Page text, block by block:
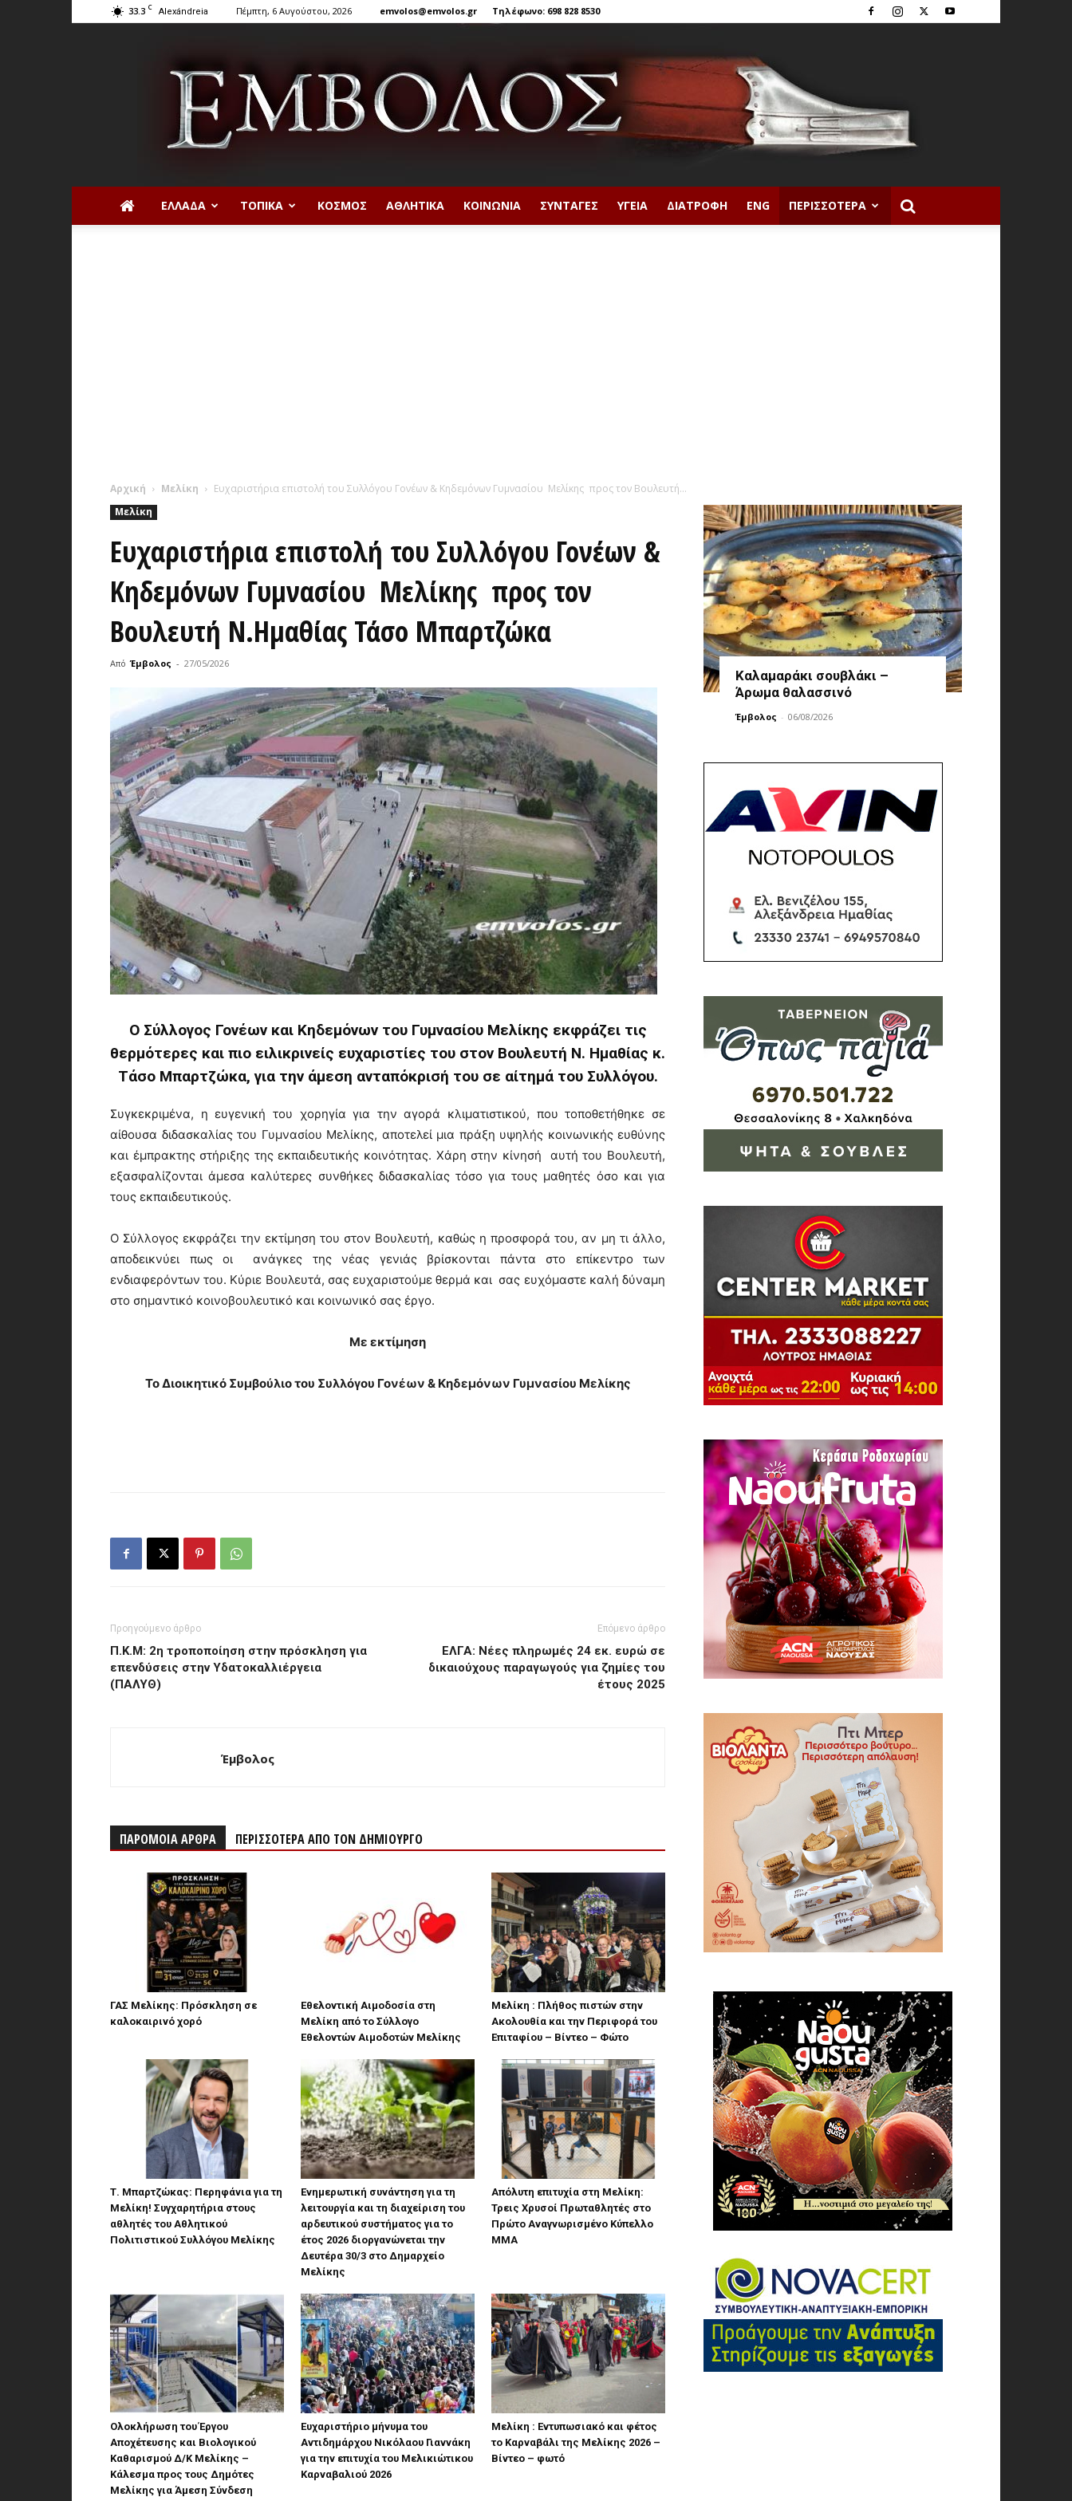
33.3 C Alexándreia Πέμπτη, 6 Αυγούστου, 2026 emvolos@emvolos.gr Τηλέφωνο: 698 828 8530
ΕΛΛΆΔΑ ΤΟΠΙΚΆ ΚΌΣΜΟΣ ΑΘΛΗΤΙΚΆ ΚΟΙΝΩΝΊΑ ΣΥΝΤΑΓΈΣ ΥΓΕΊΑ ΔΙΑΤΡΟΦΉ ENG ΠΕΡΙΣΣΌΤΕΡΑ
Αρχική Μελίκη
Ευχαριστήρια επιστολή του Συλλόγου Γονέων & Κηδεμόνων Γυμνασίου Μελίκης προς τον Βουλευτή...
Μελίκη
Ευχαριστήρια επιστολή του Συλλόγου Γονέων &
Κηδεμόνων Γυμνασίου Μελίκης προς τον
Βουλευτή Ν.Ημαθίας Τάσο Μπαρτζώκα
Από Έμβολος - 27/05/2026
Ο Σύλλογος Γονέων και Κηδεμόνων του Γυμνασίου Μελίκης εκφράζει τις
θερμότερες και πιο ειλικρινείς ευχαριστίες του στον Βουλευτή Ν. Ημαθίας κ.
Τάσο Μπαρτζώκα, για την άμεση ανταπόκρισή του σε αίτημά του Συλλόγου.
Συγκεκριμένα, η ευγενική του χορηγία για την αγορά κλιματιστικού, που τοποθετήθηκε σε
αίθουσα διδασκαλίας του Γυμνασίου Μελίκης, αποτελεί μια πράξη υψηλής κοινωνικής ευθύνης
και έμπρακτης στήριξης της εκπαιδευτικής κοινότητας. Χάρη στην κίνησή αυτή του Βουλευτή,
εξασφαλίζονται άμεσα καλύτερες συνθήκες διδασκαλίας τόσο για τους μαθητές όσο και για
τους εκπαιδευτικούς.
Ο Σύλλογος εκφράζει την εκτίμηση του στον Βουλευτή, καθώς η προσφορά του, αν μη τι άλλο,
αποδεικνύει πως οι ανάγκες της νέας γενιάς βρίσκονται πάντα στο επίκεντρο των
ενδιαφερόντων του. Κύριε Βουλευτά, σας ευχαριστούμε θερμά και σας ευχόμαστε καλή δύναμη
στο σημαντικό κοινοβουλευτικό και κοινωνικό σας έργο.
Με εκτίμηση
Το Διοικητικό Συμβούλιο του Συλλόγου Γονέων & Κηδεμόνων Γυμνασίου Μελίκης
Προηγούμενο άρθρο
Π.Κ.Μ: 2η τροποποίηση στην πρόσκληση για
επενδύσεις στην Υδατοκαλλιέργεια
(ΠΑΛΥΘ)
Επόμενο άρθρο
ΕΛΓΑ: Νέες πληρωμές 24 εκ. ευρώ σε
δικαιούχους παραγωγούς για ζημίες του
έτους 2025
Έμβολος
ΠΑΡΟΜΟΙΑ ΑΡΘΡΑ ΠΕΡΙΣΣΟΤΕΡΑ ΑΠΟ ΤΟΝ ΔΗΜΙΟΥΡΓΟ
ΓΑΣ Μελίκης: Πρόσκληση σε
καλοκαιρινό χορό
Εθελοντική Αιμοδοσία στη
Μελίκη από το Σύλλογο
Εθελοντών Αιμοδοτών Μελίκης
Μελίκη : Πλήθος πιστών στην
Ακολουθία και την Περιφορά του
Επιταφίου – Βίντεο – Φώτο
Τ. Μπαρτζώκας: Περηφάνια για τη
Μελίκη! Συγχαρητήρια στους
αθλητές του Αθλητικού
Πολιτιστικού Συλλόγου Μελίκης
Ενημερωτική συνάντηση για τη
λειτουργία και τη διαχείριση του
αρδευτικού συστήματος για το
έτος 2026 διοργανώνεται την
Δευτέρα 30/3 στο Δημαρχείο
Μελίκης
Απόλυτη επιτυχία στη Μελίκη:
Τρεις Χρυσοί Πρωταθλητές στο
Πρώτο Αναγνωρισμένο Κύπελλο
ΜΜΑ
Ολοκλήρωση του Έργου
Αποχέτευσης και Βιολογικού
Καθαρισμού Δ/Κ Μελίκης –
Κάλεσμα προς τους Δημότες
Μελίκης για Άμεση Σύνδεση
Ευχαριστήριο μήνυμα του
Αντιδημάρχου Νικόλαου Γιαννάκη
για την επιτυχία του Μελικιώτικου
Καρναβαλιού 2026
Μελίκη : Εντυπωσιακό και φέτος
το Καρναβάλι της Μελίκης 2026 –
Βίντεο – φωτό
Καλαμαράκι σουβλάκι –
Άρωμα θαλασσινό
Έμβολος - 06/08/2026